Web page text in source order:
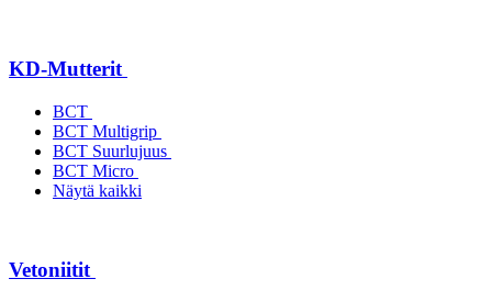
KD-Mutterit
BCT
BCT Multigrip
BCT Suurlujuus
BCT Micro
Näytä kaikki
Vetoniitit